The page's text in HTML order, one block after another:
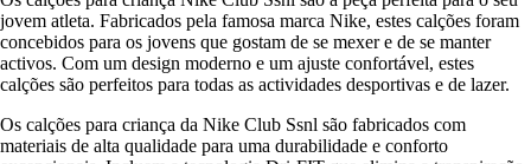
jovem atleta. Fabricados pela famosa marca Nike, estes calções foram
concebidos para os jovens que gostam de se mexer e de se manter
activos. Com um design moderno e um ajuste confortável, estes
calções são perfeitos para todas as actividades desportivas e de lazer.
Os calções para criança da Nike Club Ssnl são fabricados com
materiais de alta qualidade para uma durabilidade e conforto